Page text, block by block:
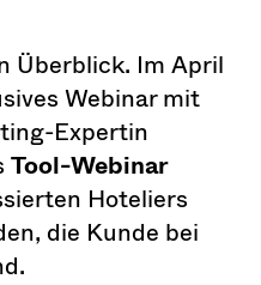
Überblick. Im April
Webinar mit
Expertin
Tool-Webinar
Hoteliers
die Kunde bei